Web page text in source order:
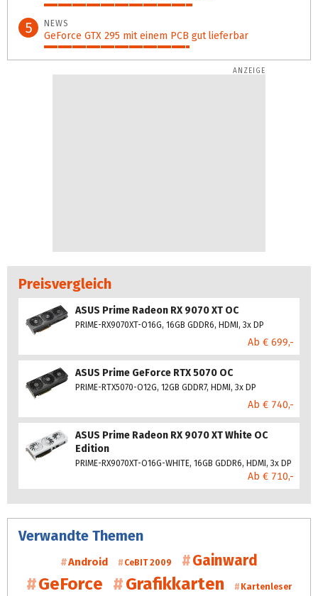
58%
5 NEWS
GeForce GTX 295 mit einem PCB gut lieferbar
57%
Preisvergleich
ASUS Prime Radeon RX 9070 XT OC
PRIME-RX9070XT-O16G, 16GB GDDR6, HDMI, 3x DP
Ab € 699,-
ASUS Prime GeForce RTX 5070 OC
PRIME-RTX5070-O12G, 12GB GDDR7, HDMI, 3x DP
Ab € 740,-
ASUS Prime Radeon RX 9070 XT White OC
Edition
PRIME-RX9070XT-O16G-WHITE, 16GB GDDR6, HDMI, 3x DP
Ab € 710,-
Verwandte Themen
Android CeBIT 2009 Gainward
GeForce Grafikkarten Kartenleser